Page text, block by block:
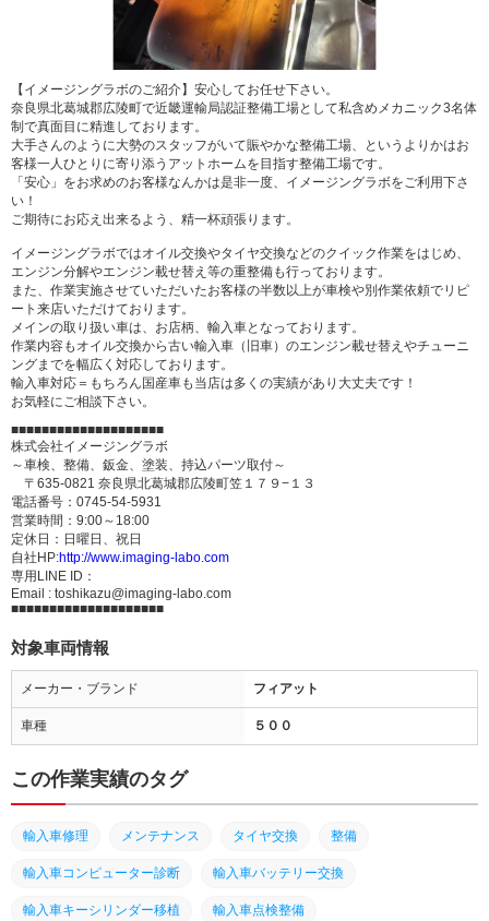
【イメージングラボのご紹介】安心してお任せ下さい。
奈良県北葛城郡広陵町で近畿運輸局認証整備工場として私含めメカニック3名体
制で真面目に精進しております。
大手さんのように大勢のスタッフがいて賑やかな整備工場、というよりかはお
客様一人ひとりに寄り添うアットホームを目指す整備工場です。
「安心」をお求めのお客様なんかは是非一度、イメージングラボをご利用下さ
い！
ご期待にお応え出来るよう、精一杯頑張ります。
イメージングラボではオイル交換やタイヤ交換などのクイック作業をはじめ、
エンジン分解やエンジン載せ替え等の重整備も行っております。
また、作業実施させていただいたお客様の半数以上が車検や別作業依頼でリピ
ート来店いただけております。
メインの取り扱い車は、お店柄、輸入車となっております。
作業内容もオイル交換から古い輸入車（旧車）のエンジン載せ替えやチューニ
ングまでを幅広く対応しております。
輸入車対応＝もちろん国産車も当店は多くの実績があり大丈夫です！
お気軽にご相談下さい。
■■■■■■■■■■■■■■■■■■■■
株式会社イメージングラボ
～車検、整備、鈑金、塗装、持込パーツ取付～
〒635-0821 奈良県北葛城郡広陵町笠１７９−１３
電話番号：0745-54-5931
営業時間：9:00～18:00
定休日：日曜日、祝日
自社HP:http://www.imaging-labo.com
専用LINE ID：
Email : toshikazu@imaging-labo.com
■■■■■■■■■■■■■■■■■■■■
対象車両情報
メーカー・ブランド フィアット
車種 ５００
この作業実績のタグ
輸入車修理 メンテナンス タイヤ交換 整備
輸入車コンピューター診断 輸入車バッテリー交換
輸入車キーシリンダー移植 輸入車点検整備